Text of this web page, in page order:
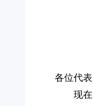
各位代表
现